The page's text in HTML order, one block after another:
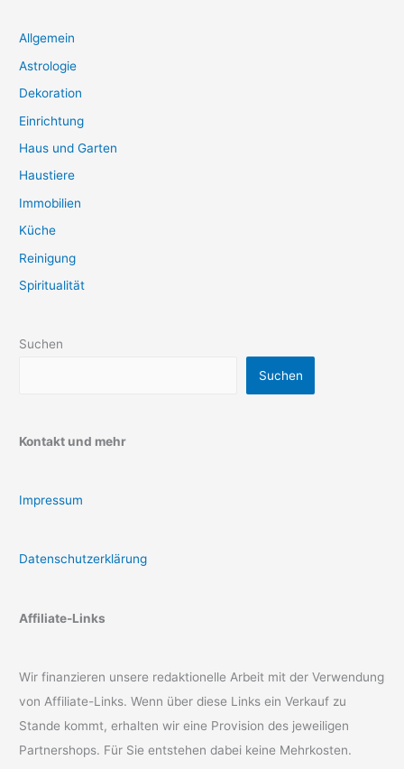
Allgemein
Astrologie
Dekoration
Einrichtung
Haus und Garten
Haustiere
Immobilien
Küche
Reinigung
Spiritualität
Suchen
Suchen
Kontakt und mehr
Impressum
Datenschutzerklärung
Affiliate-Links
Wir finanzieren unsere redaktionelle Arbeit mit der Verwendung
von Affiliate-Links. Wenn über diese Links ein Verkauf zu
Stande kommt, erhalten wir eine Provision des jeweiligen
Partnershops. Für Sie entstehen dabei keine Mehrkosten.